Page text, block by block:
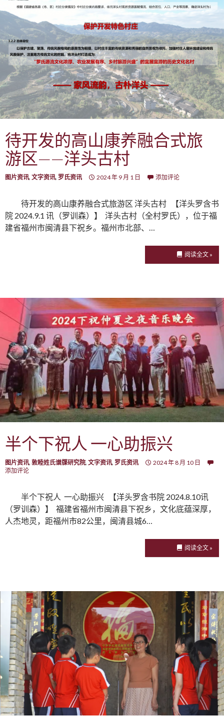
待开发的高山康养融合式旅
游区——洋头古村
图片资讯, 文字资讯, 罗氏资讯 2024 年 9 月 1 日 添加评论
待开发的高山康养融合式旅游区 洋头古村 【洋头罗含书
院 2024.9.1 讯（罗训森）】 洋头古村（全村罗氏），位于福
建省福州市闽清县下祝乡。福州市北部、…
阅读全文 »
半个下祝人 一心助振兴
图片资讯, 敦睦姓氏谱牒研究院, 文字资讯, 罗氏资讯
2024 年 8 月 10 日
添加评论
半个下祝人 一心助振兴 【洋头罗含书院 2024.8.10讯
（罗训森）】 福建省福州市闽清县下祝乡，文化底蕴深厚，
人杰地灵，距福州市82公里，闽清县城6…
阅读全文 »